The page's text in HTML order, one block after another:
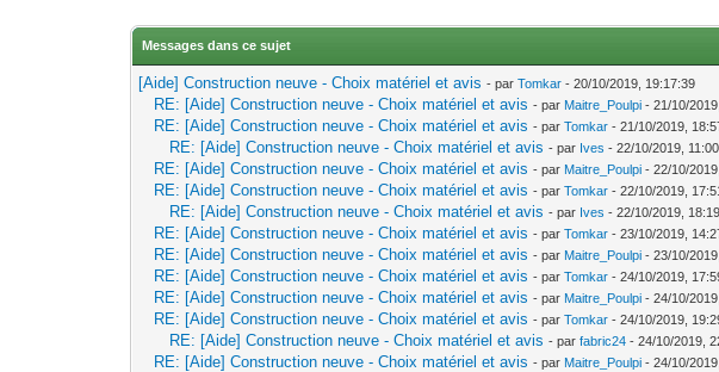
Messages dans ce sujet
[Aide] Construction neuve - Choix matériel et avis - parTomkar - 20/10/2019, 19:17:39
RE: [Aide] Construction neuve - Choix matériel et avis - par Maitre_Poulpi - 21/10/
RE: [Aide] Construction neuve - Choix matériel et avis - parTomkar - 21/10/2019,
RE: [Aide] Construction neuve - Choix matériel et avis - par Ives - 22/10/2019,
RE: [Aide] Construction neuve - Choix matériel et avis - par Maitre_Poulpi - 22/10/
RE: [Aide] Construction neuve - Choix matériel et avis - parTomkar - 22/10/2019,
RE: [Aide] Construction neuve - Choix matériel et avis - par Ives - 22/10/2019,
RE: [Aide] Construction neuve - Choix matériel et avis - parTomkar - 23/10/2019,
RE: [Aide] Construction neuve - Choix matériel et avis - par Maitre_Poulpi - 23/10/
RE: [Aide] Construction neuve - Choix matériel et avis - parTomkar - 24/10/2019,
RE: [Aide] Construction neuve - Choix matériel et avis - par Maitre_Poulpi - 24/10/
RE: [Aide] Construction neuve - Choix matériel et avis - parTomkar - 24/10/2019,
RE: [Aide] Construction neuve - Choix matériel et avis - parfabric24 - 24/10/2019,
RE: [Aide] Construction neuve - Choix matériel et avis - par Maitre_Poulpi - 24/10/